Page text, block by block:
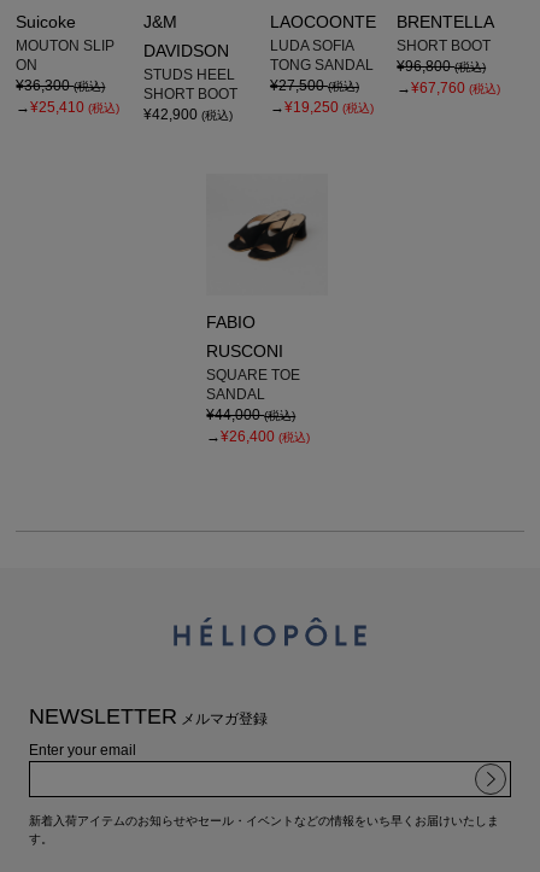
Suicoke
MOUTON SLIP
ON
¥36,300(税込)
→¥25,410(税込)
J&M
DAVIDSON
STUDS HEEL
SHORT BOOT
¥42,900 (税込)
LAOCOONTE
LUDA SOFIA
TONG SANDAL
¥27,500(税込)
→¥19,250 (税込)
BRENTELLA
SHORT BOOT
¥96,800(税込)
→¥67,760(税込)
FABIO
RUSCONI
SQUARE TOE
SANDAL
¥44,000(税込)
→¥26,400(税込)
NEWSLETTER メルマガ登録
Enter your email
新着入荷アイテムのお知らせやセール・イベントなどの情報をいち早くお届けいたしま
す。